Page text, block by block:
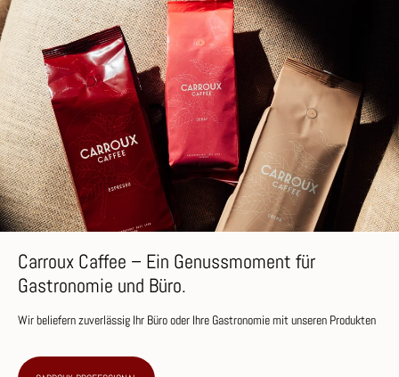
Carroux Caffee – Ein Genussmoment für
Gastronomie und Büro.
Wir beliefern zuverlässig Ihr Büro oder Ihre Gastronomie mit unseren Produkten